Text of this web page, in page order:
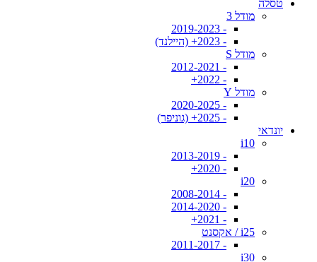
טסלה
מודל 3
- 2019-2023
- 2023+ (היילנד)
מודל S
- 2012-2021
- 2022+
מודל Y
- 2020-2025
- 2025+ (גוניפר)
יונדאי
i10
- 2013-2019
- 2020+
i20
- 2008-2014
- 2014-2020
- 2021+
i25 / אקסנט
- 2011-2017
i30